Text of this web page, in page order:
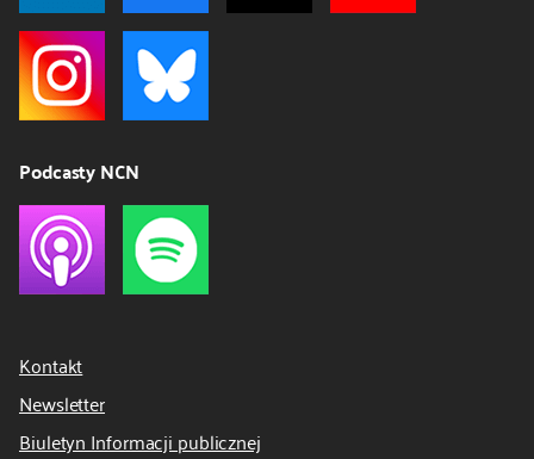
Podcasty NCN
Kontakt
Newsletter
Biuletyn Informacji publicznej